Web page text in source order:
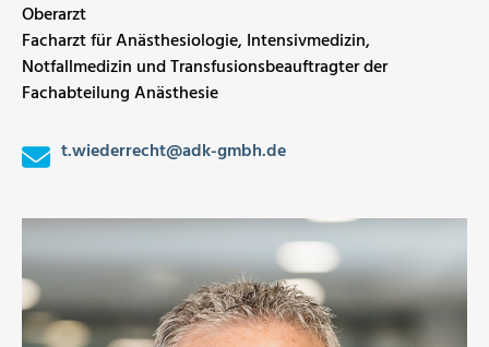
Oberarzt
Facharzt für Anästhesiologie, Intensivmedizin,
Notfallmedizin und Transfusionsbeauftragter der
Fachabteilung Anästhesie
t.wiederrecht@adk-gmbh.de